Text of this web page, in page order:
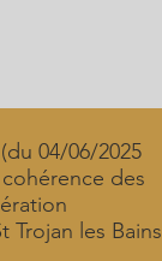
(du 04/06/2025
des
Trojan les Bains